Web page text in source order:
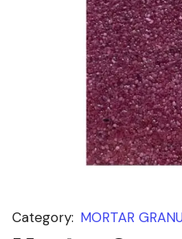
Category: MORTAR